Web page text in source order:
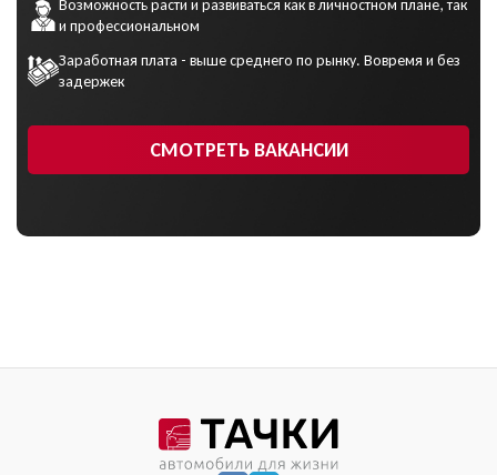
Возможность расти и развиваться как в личностном плане, так
и профессиональном
Заработная плата - выше среднего по рынку. Вовремя и без
задержек
СМОТРЕТЬ ВАКАНСИИ